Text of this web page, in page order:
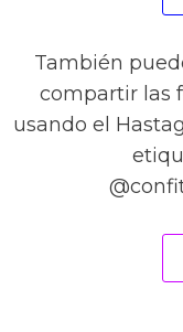
También
compartir las
usando el